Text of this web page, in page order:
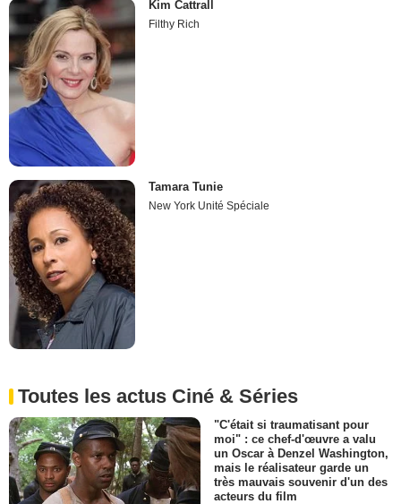
Kim Cattrall
Filthy Rich
Tamara Tunie
New York Unité Spéciale
Toutes les actus Ciné & Séries
"C'était si traumatisant pour
moi" : ce chef-d'œuvre a valu
un Oscar à Denzel Washington,
mais le réalisateur garde un
très mauvais souvenir d'un des
acteurs du film